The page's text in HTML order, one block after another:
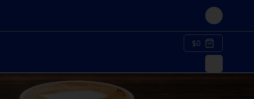
Login
$0